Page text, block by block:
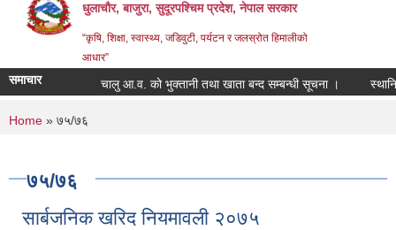
धुलाचौर, बाजुरा, सुदूरपश्चिम प्रदेश, नेपाल सरकार
“कृषि, शिक्षा, स्वास्थ्य, जडिवुटी, पर्यटन र जलस्रोत हिमालीको
आधार”
समाचार चालु आ.व. को भुक्तानी तथा खाता बन्द सम्बन्धी सूचना । स्थानिय
You are here
Home » ७५/७६
७५/७६
सार्बजनिक खरिद नियमावली २०७५